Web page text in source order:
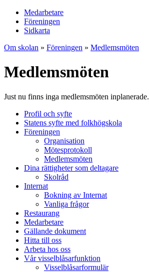
Medarbetare
Föreningen
Sidkarta
Om skolan » Föreningen » Medlemsmöten
Medlemsmöten
Just nu finns inga medlemsmöten inplanerade.
Profil och syfte
Statens syfte med folkhögskola
Föreningen
Organisation
Mötesprotokoll
Medlemsmöten
Dina rättigheter som deltagare
Skolråd
Internat
Bokning av Internat
Vanliga frågor
Restaurang
Medarbetare
Gällande dokument
Hitta till oss
Arbeta hos oss
Vår visselblåsarfunktion
Visselblåsarformulär